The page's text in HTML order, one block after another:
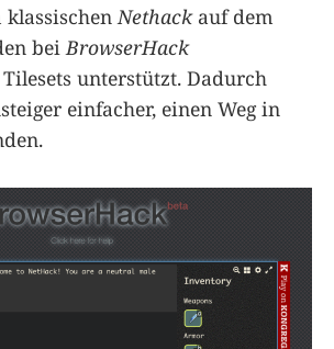
klassischen Nethackauf dem
bei BrowserHack
unterstützt. Dadurch
einfacher, einen Weg in